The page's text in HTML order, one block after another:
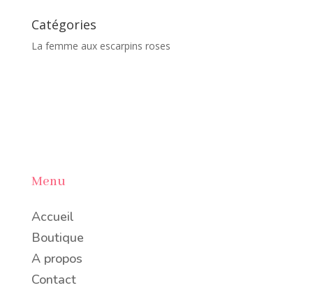
Catégories
La femme aux escarpins roses
Menu
Accueil
Boutique
A propos
Contact